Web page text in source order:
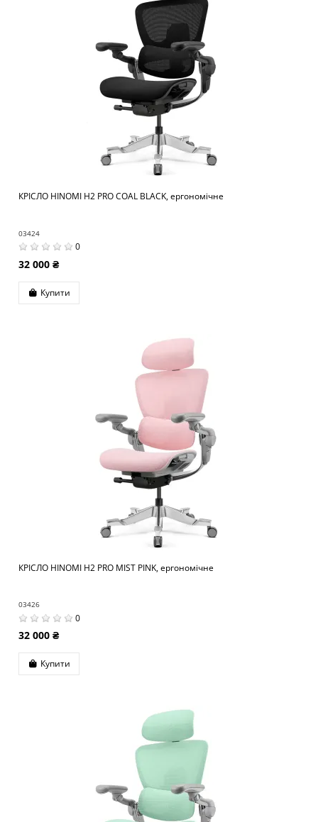
КРІСЛО HINOMI H2 PRO COAL BLACK, ергономічне
03424
0
32 000 ₴
Купити
КРІСЛО HINOMI H2 PRO MIST PINK, ергономічне
03426
0
32 000 ₴
Купити